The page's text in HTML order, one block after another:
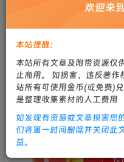
+安卓苹果双端+教程
2年前更新
欢迎来
本站提醒：
本站所有文章及附带资源仅
止商用。 如损害、违反著
站所有可使用金币(或免费)
是整理收集素材的人工费用
如发现有资源或文章损害您
们将第一时间删除并关闭此
益。